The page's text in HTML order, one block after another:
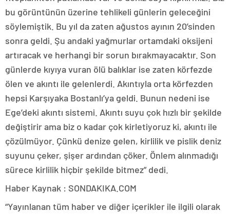
bu görüntünün üzerine tehlikeli günlerin geleceğini
söylemiştik. Bu yıl da zaten ağustos ayının 20’sinden
sonra geldi. Şu andaki yağmurlar ortamdaki oksijeni
artıracak ve herhangi bir sorun bırakmayacaktır. Son
günlerde kıyıya vuran ölü balıklar ise zaten körfezde
ölen ve akıntı ile gelenlerdi. Akıntıyla orta körfezden
hepsi Karşıyaka Bostanlı’ya geldi. Bunun nedeni ise
Ege’deki akıntı sistemi. Akıntı suyu çok hızlı bir şekilde
değiştirir ama biz o kadar çok kirletiyoruz ki, akıntı ile
çözülmüyor. Çünkü denize gelen, kirlilik ve pislik deniz
suyunu çeker, şişer ardından çöker. Önlem alınmadığı
sürece kirlilik hiçbir şekilde bitmez” dedi.
Haber Kaynak : SONDAKIKA.COM
“Yayınlanan tüm haber ve diğer içerikler ile ilgili olarak